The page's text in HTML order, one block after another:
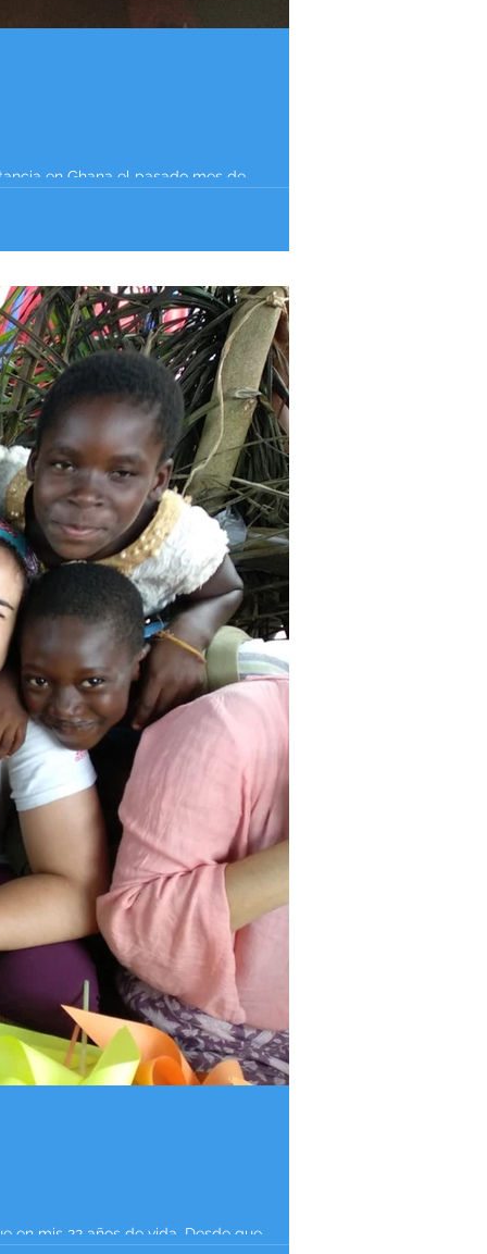
en Ghana el pasado mes de...
mis 22 años de vida. Desde que...